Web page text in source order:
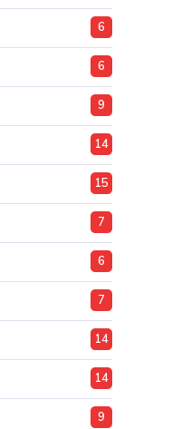
6
6
9
14
15
7
6
7
14
14
9